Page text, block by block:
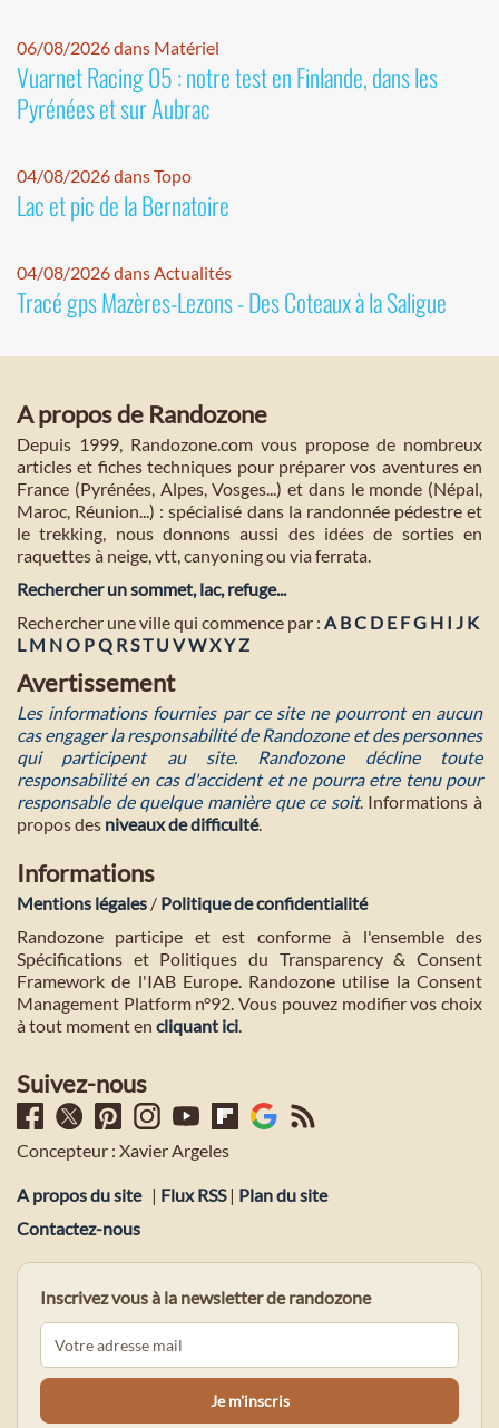
06/08/2026 dans Matériel
Vuarnet Racing 05 : notre test en Finlande, dans les
Pyrénées et sur Aubrac
04/08/2026 dans Topo
Lac et pic de la Bernatoire
04/08/2026 dans Actualités
Tracé gps Mazères-Lezons - Des Coteaux à la Saligue
A propos de Randozone
Depuis 1999, Randozone.com vous propose de nombreux
articles et fiches techniques pour préparer vos aventures en
France (Pyrénées, Alpes, Vosges...) et dans le monde (Népal,
Maroc, Réunion...) : spécialisé dans la randonnée pédestre et
le trekking, nous donnons aussi des idées de sorties en
raquettes à neige, vtt, canyoning ou via ferrata.
Rechercher un sommet, lac, refuge...
Rechercher une ville qui commence par : A BC D E FG H I J K
L M NO PQ R ST U VWXY Z
Avertissement
Les informations fournies par ce site ne pourront en aucun
cas engager la responsabilité de Randozone et des personnes
qui participent au site. Randozone décline toute
responsabilité en cas d'accident et ne pourra etre tenu pour
responsable de quelque manière que ce soit. Informations à
propos des niveaux de difficulté.
Informations
Mentions légales / Politique de confidentialité
Randozone participe et est conforme à l'ensemble des
Spécifications et Politiques du Transparency & Consent
Framework de l'IAB Europe. Randozone utilise la Consent
Management Platform n°92. Vous pouvez modifier vos choix
à tout moment en cliquant ici
Suivez-nous
Concepteur : Xavier Argeles
A propos du site | Flux RSS| Plan du site
Contactez-nous
Inscrivez vous à la newsletter de randozone